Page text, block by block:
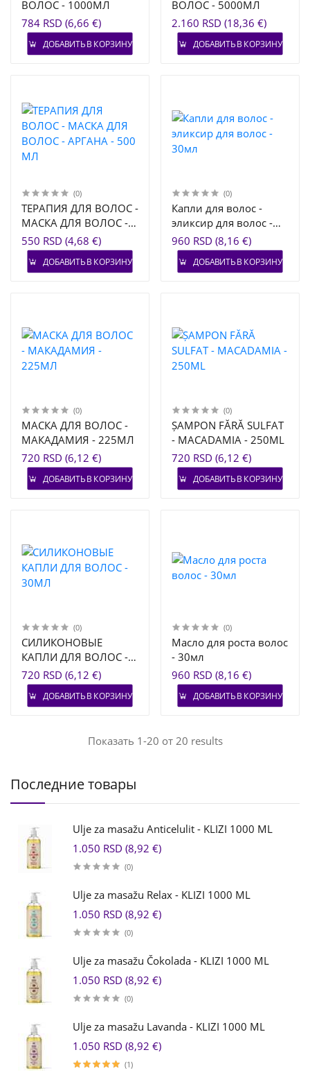
Последние товары
Ulje za masažu Anticelulit - KLIZI 1000 ML
1.050 RSD (8,92 €)
(0)
Ulje za masažu Relax - KLIZI 1000 ML
1.050 RSD (8,92 €)
(0)
Ulje za masažu Čokolada - KLIZI 1000 ML
1.050 RSD (8,92 €)
(0)
Ulje za masažu Lavanda - KLIZI 1000 ML
1.050 RSD (8,92 €)
(1)
ВОЛОС - 1000МЛ
784 RSD (6,66 €)
ДОБАВИТЬ В КОРЗИНУ
ВОЛОС - 5000МЛ
2.160 RSD (18,36 €)
ДОБАВИТЬ В КОРЗИНУ
(0)
ТЕРАПИЯ ДЛЯ ВОЛОС -
МАСКА ДЛЯ ВОЛОС -
АРГАНА - 500 МЛ
550 RSD (4,68 €)
ДОБАВИТЬ В КОРЗИНУ
(0)
Капли для волос -
эликсир для волос -
30мл
960 RSD (8,16 €)
ДОБАВИТЬ В КОРЗИНУ
(0)
МАСКА ДЛЯ ВОЛОС -
МАКАДАМИЯ - 225МЛ
720 RSD (6,12 €)
ДОБАВИТЬ В КОРЗИНУ
(0)
ȘAMPON FĂRĂ SULFAT
- MACADAMIA - 250ML
720 RSD (6,12 €)
ДОБАВИТЬ В КОРЗИНУ
(0)
СИЛИКОНОВЫЕ
КАПЛИ ДЛЯ ВОЛОС -
30МЛ
720 RSD (6,12 €)
ДОБАВИТЬ В КОРЗИНУ
(0)
Масло для роста волос
- 30мл
960 RSD (8,16 €)
ДОБАВИТЬ В КОРЗИНУ
Показать 1-20 от 20 results